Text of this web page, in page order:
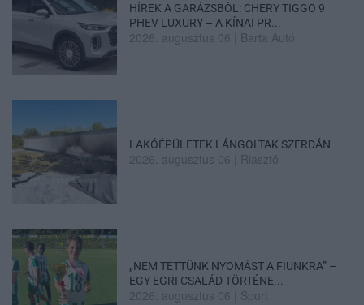
HÍREK A GARÁZSBÓL: CHERY TIGGO 9
PHEV LUXURY – A KÍNAI PR...
2026. augusztus 06 Barta Autó
LAKÓÉPÜLETEK LÁNGOLTAK SZERDÁN
2026. augusztus 06 Riasztó
„NEM TETTÜNK NYOMÁST A FIUNKRA” –
EGY EGRI CSALÁD TÖRTÉNE...
2026. augusztus 06 Sport